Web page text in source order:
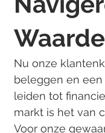
Nu onze
beleggen en
leiden tot
markt is het van
Voor onze